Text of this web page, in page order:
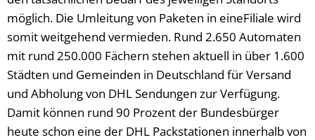
möglich. Die Umleitung von Paketen in eineFiliale wird
somit weitgehend vermieden. Rund 2.650 Automaten
mit rund 250.000 Fächern stehen aktuell in über 1.600
Städten und Gemeinden in Deutschland für Versand
und Abholung von DHL Sendungen zur Verfügung.
Damit können rund 90 Prozent der Bundesbürger
heute schon eine der DHL Packstationen innerhalb von